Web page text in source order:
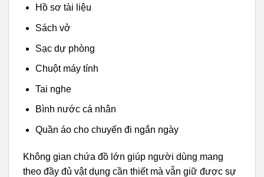
Hồ sơ tài liệu
Sách vở
Sạc dự phòng
Chuột máy tính
Tai nghe
Bình nước cá nhân
Quần áo cho chuyến đi ngắn ngày
Không gian chứa đồ lớn giúp người dùng mang
theo đầy đủ vật dụng cần thiết mà vẫn giữ được sự